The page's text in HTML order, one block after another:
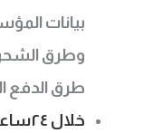
بيانات
وطرق الشحن
طرق الدفع